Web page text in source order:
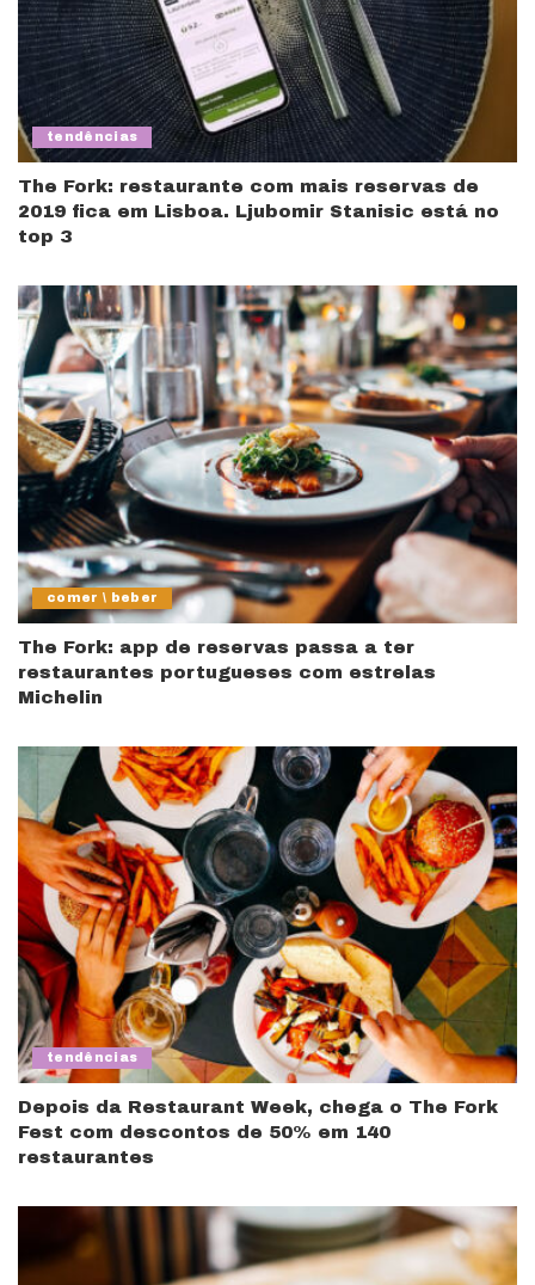
tendências
The Fork: restaurante com mais reservas de
2019 fica em Lisboa. Ljubomir Stanisic está no
top 3
comer \ beber
The Fork: app de reservas passa a ter
restaurantes portugueses com estrelas
Michelin
tendências
Depois da Restaurant Week, chega o The Fork
Fest com descontos de 50% em 140
restaurantes